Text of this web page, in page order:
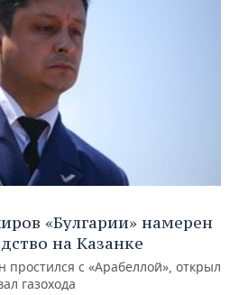
«Булгарии» намерен
на Казанке
с «Арабеллой», открыл
газохода